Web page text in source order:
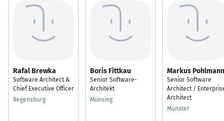
Rafal Brewka
Software Architect &
Chief Executive Officer
Regensburg
Boris Fittkau
Senior Software-
Architekt
Münsing
Markus Pohlmann
Senior Software
Architect /
Architect
Münster